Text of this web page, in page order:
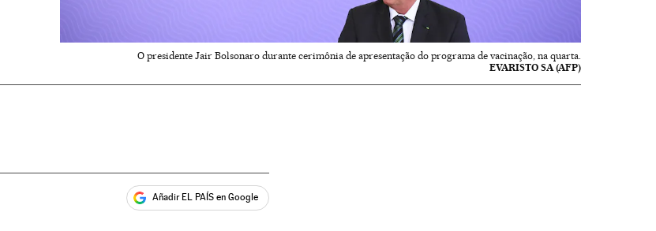
O presidente Jair Bolsonaro durante cerimônia de apresentação do programa de vacinação, na quarta.
EVARISTO SA (AFP)
Añadir EL PAÍS en Google